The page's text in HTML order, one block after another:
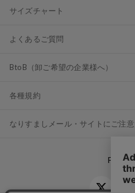
サイズチャート
よくあるご質問
BtoB（卸ご希望の企業様へ）
各種規約
なりすましメール・サイトにご注